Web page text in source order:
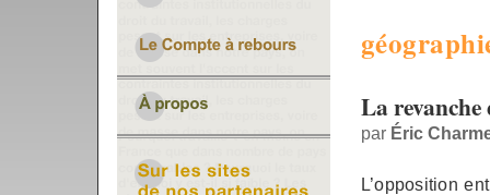
La revanche
par Éric
L’opposition